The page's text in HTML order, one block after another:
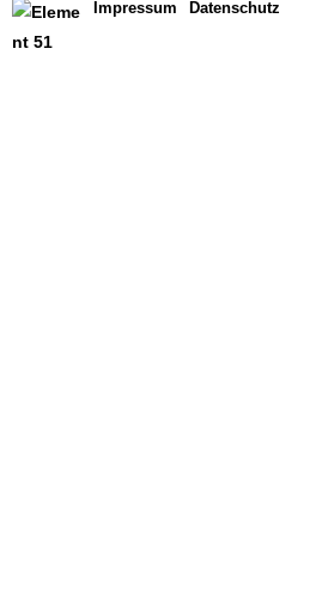
Impressum Datenschutz